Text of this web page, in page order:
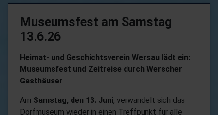
Museumsfest am Samstag
13.6.26
Heimat- und Geschichtsverein Wersau lädt ein:
Museumsfest und Zeitreise durch Werscher
Gasthäuser
Am Samstag, den 13. Juni, verwandelt sich das
Dorfmuseum wieder in einen Treffpunkt für alle